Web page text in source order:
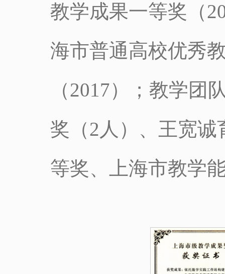
教学成果一等奖（
海市普通高校优秀
（2017）；教学
奖（2人）、王宽
等奖、上海市教学